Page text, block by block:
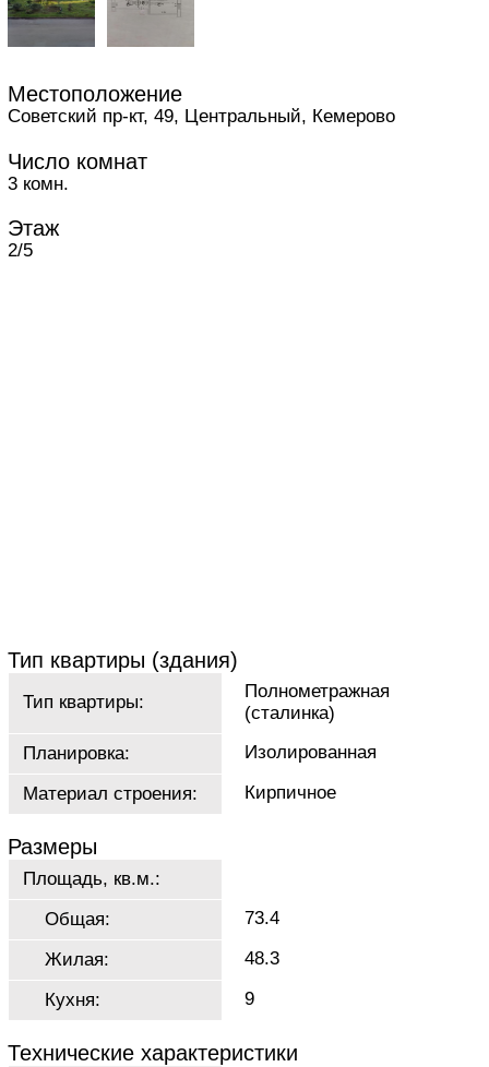
Местоположение
Советский пр-кт, 49, Центральный, Кемерово
Число комнат
3 комн.
Этаж
2/5
Тип квартиры (здания)
Тип квартиры:
Полнометражная
(сталинка)
Планировка:
Изолированная
Материал строения:
Кирпичное
Размеры
Площадь, кв.м.:
Общая:
73.4
Жилая:
48.3
Кухня:
9
Технические характеристики